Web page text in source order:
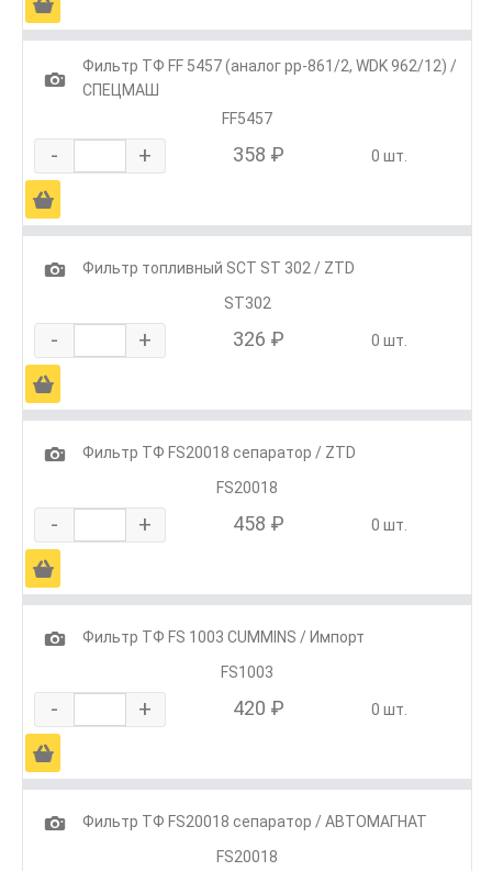
1
Фильтр ТФ FF 5457 (аналог pp-861/2, WDK 962/12) /
СПЕЦМАШ
FF5457
- + 358 ₽ 0 шт.
Ä
1
Фильтр топливный SCT ST 302 / ZTD
SТ302
- + 326 ₽ 0 шт.
Ä
1
Фильтр ТФ FS20018 сепаратор / ZTD
FS20018
- + 458 ₽ 0 шт.
Ä
1
Фильтр ТФ FS 1003 CUMMINS / Импорт
FS1003
- + 420 ₽ 0 шт.
Ä
1
Фильтр ТФ FS20018 сепаратор / АВТОМАГНАТ
FS20018